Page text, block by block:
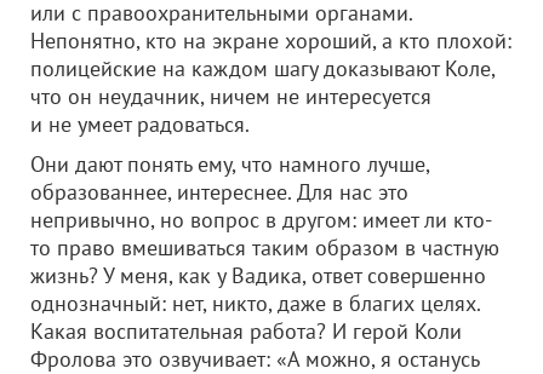
или с правоохранительными органами.
Непонятно, кто на экране хороший, а кто плохой:
полицейские на каждом шагу доказывают Коле,
что он неудачник, ничем не интересуется
и не умеет радоваться.
Они дают понять ему, что намного лучше,
образованнее, интереснее. Для нас это
непривычно, но вопрос в другом: имеет ли кто-
то право вмешиваться таким образом в частную
жизнь? У меня, как у Вадика, ответ совершенно
однозначный: нет, никто, даже в благих целях.
Какая воспитательная работа? И герой Коли
Фролова это озвучивает: «А можно, я останусь